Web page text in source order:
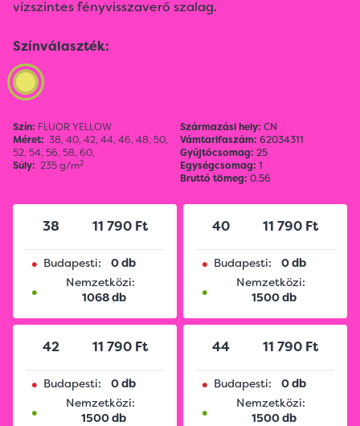
vízszintes fényvisszaverő szalag.
Színválaszték:
Szín: FLUOR YELLOW
Méret: 38,40,42,44,46,48,50,
52,54,56,58,60,
Súly: 235 g/m2
Származási hely: CN
Vámtarifaszám: 62034311
Gyűjtőcsomag: 25
Egységcsomag: 1
Bruttó tömeg: 0.56
38 11 790 Ft
• Budapesti: 0 db
•
Nemzetközi:
1068 db
40 11 790 Ft
• Budapesti: 0 db
•
Nemzetközi:
1500 db
42 11 790 Ft
• Budapesti: 0 db
•
Nemzetközi:
1500 db
44 11 790 Ft
• Budapesti: 0 db
•
Nemzetközi:
1500 db